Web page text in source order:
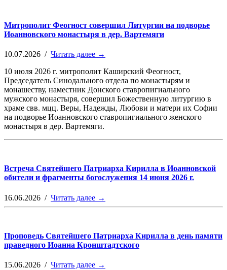
Митрополит Феогност совершил Литургии на подворье
Иоанновского монастыря в дер. Вартемяги
10.07.2026 / Читать далее →
10 июля 2026 г. митрополит Каширский Феогност,
Председатель Синодального отдела по монастырям и
монашеству, наместник Донского ставропигиального
мужского монастыря, совершил Божественную литургию в
храме свв. мцц. Веры, Надежды, Любови и матери их Софии
на подворье Иоанновского ставропигиального женского
монастыря в дер. Вартемяги.
Встреча Святейшего Патриарха Кирилла в Иоанновской
обители и фрагменты богослужения 14 июня 2026 г.
16.06.2026 / Читать далее →
Проповедь Святейшего Патриарха Кирилла в день памяти
праведного Иоанна Кронштадтского
15.06.2026 / Читать далее →